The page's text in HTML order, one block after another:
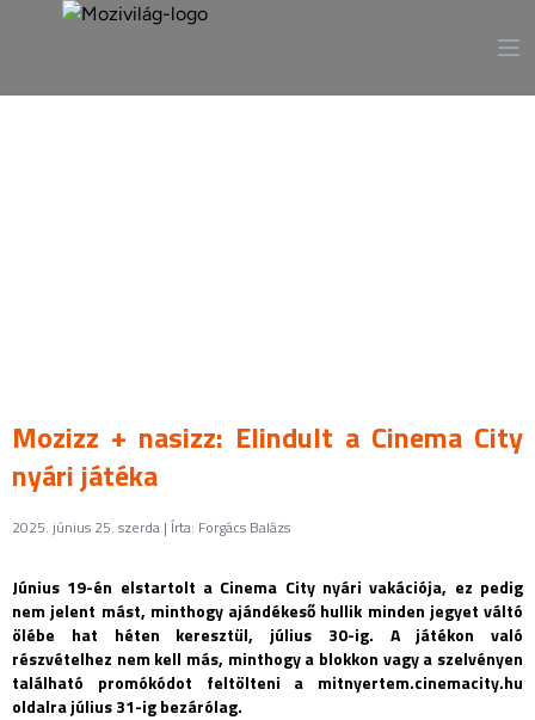
Mozizz + nasizz: Elindult a Cinema City
nyári játéka
2025. június 25. szerda | Írta: Forgács Balázs
Június 19-én elstartolt a Cinema City nyári vakációja, ez pedig
nem jelent mást, minthogy ajándékeső hullik minden jegyet váltó
ölébe hat héten keresztül, július 30-ig. A játékon való
részvételhez nem kell más, minthogy a blokkon vagy a szelvényen
található promókódot feltölteni a mitnyertem.cinemacity.hu
oldalra július 31-ig bezárólag.